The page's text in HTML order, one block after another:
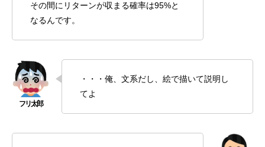
その間にリターンが収まる確率は95%と
なるんです。
・・・俺、文系だし、絵で描いて説明し
てよ